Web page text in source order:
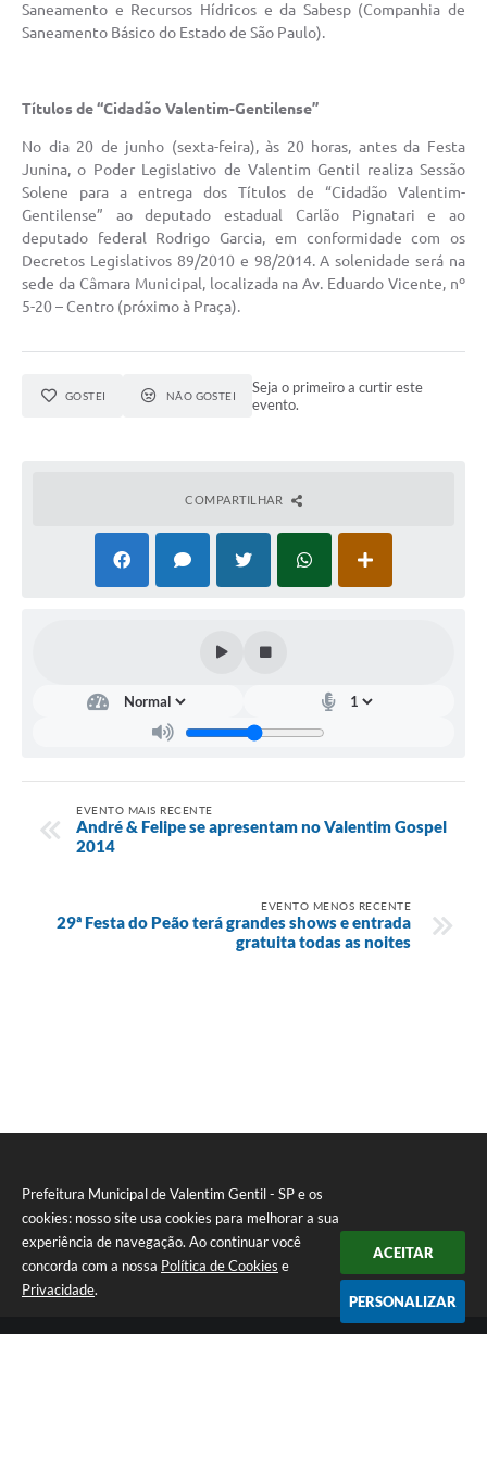
Prefeitura Municipal de Valentim Gentil - SP e os
cookies: nosso site usa cookies para melhorar a sua
experiência de navegação. Ao continuar você
concorda com a nossa Política de Cookies e
Privacidade.
ACEITAR
PERSONALIZAR
Saneamento e Recursos Hídricos e da Sabesp (Companhia de
Saneamento Básico do Estado de São Paulo).
Títulos de “Cidadão Valentim-Gentilense”
No dia 20 de junho (sexta-feira), às 20 horas, antes da Festa
Junina, o Poder Legislativo de Valentim Gentil realiza Sessão
Solene para a entrega dos Títulos de “Cidadão Valentim-
Gentilense” ao deputado estadual Carlão Pignatari e ao
deputado federal Rodrigo Garcia, em conformidade com os
Decretos Legislativos 89/2010 e 98/2014. A solenidade será na
sede da Câmara Municipal, localizada na Av. Eduardo Vicente, nº
5-20 – Centro (próximo à Praça).
GOSTEI NÃO GOSTEI
Seja o primeiro a curtir este
evento.
COMPARTILHAR
EVENTO MAIS RECENTE
André & Felipe se apresentam no Valentim Gospel
2014
EVENTO MENOS RECENTE
29ª Festa do Peão terá grandes shows e entrada
gratuita todas as noites